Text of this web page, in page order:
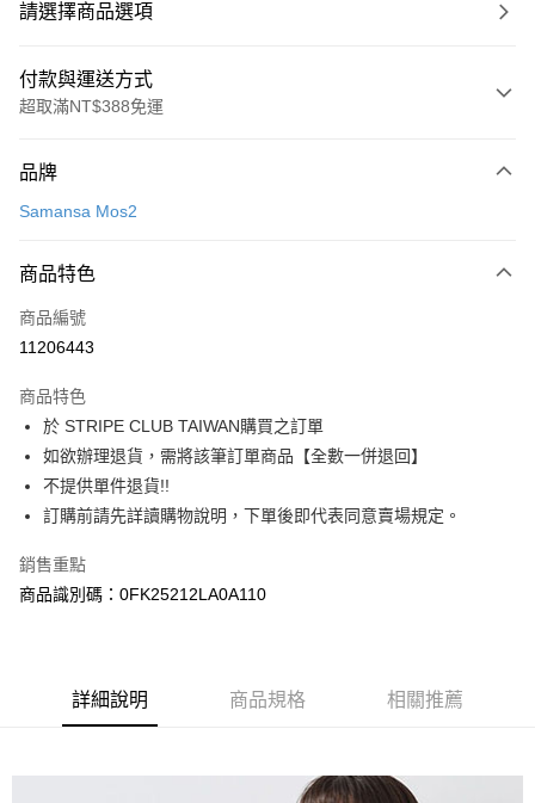
請選擇商品選項
付款與運送方式
超取滿NT$388免運
信用卡一次付款
3 期 0 利率 每期
合作金庫商業銀行
上海商業儲蓄銀行
臺灣中小企業銀行
匯豐（台灣）商業銀行
華泰商業銀行
聯邦商業銀行
遠東國際商業銀行
元大商業銀行
玉山商業銀行
星展（台灣）商業銀行
台灣樂天信用卡公司
超商取貨付款
LINE Pay
Apple Pay
街口支付
悠遊付
大哥付你分期
相關說明
流程，驗證手機門號後，選擇欲分期的期數、繳款截止日，確認付款後即完
成交易。
消。如遇「轉專審核」未通過狀況，表示未達大哥付你分期系統評分，恕無
【關於「AFTEE先享後付」】
AFTEE先享後付是「在收到商品之後才付款」的支付方式。 讓您購物簡單
１．簡單：不需註冊會員、不需綁卡、不需儲值。
２．便利：只要手機號碼，簡訊認證，即可結帳。
ATM付款
品牌
Samansa Mos2
商品特色
商品編號
11206443
商品特色
於 STRIPE CLUB TAIWAN購買之訂單
如欲辦理退貨，需將該筆訂單商品【全數一併退回】
不提供單件退貨!!
訂購前請先詳讀購物說明，下單後即代表同意賣場規定。
銷售重點
商品識別碼：0FK25212LA0A110
詳細說明 商品規格 相關推薦